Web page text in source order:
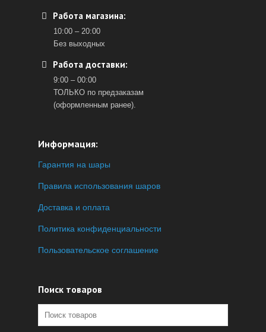
Работа магазина:
10:00 – 20:00
Без выходных
Работа доставки:
9:00 – 00:00
ТОЛЬКО по предзаказам
(оформленным ранее).
Информация:
Гарантия на шары
Правила использования шаров
Доставка и оплата
Политика конфиденциальности
Пользовательское соглашение
Поиск товаров